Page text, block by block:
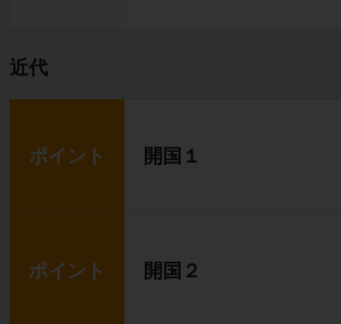
近代
ポイント 開国１
ポイント 開国２